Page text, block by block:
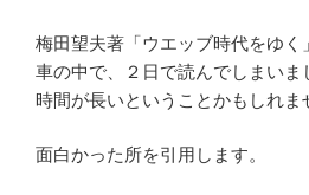
梅田望夫著「ウエッブ時代をゆく
車の中で、２日で読んでしまいま
時間が長いということかもしれま
面白かった所を引用します。